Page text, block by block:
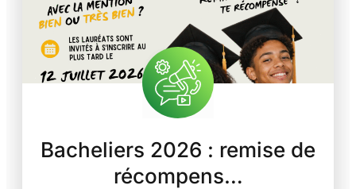
Bacheliers 2026 : remise de
récompens…